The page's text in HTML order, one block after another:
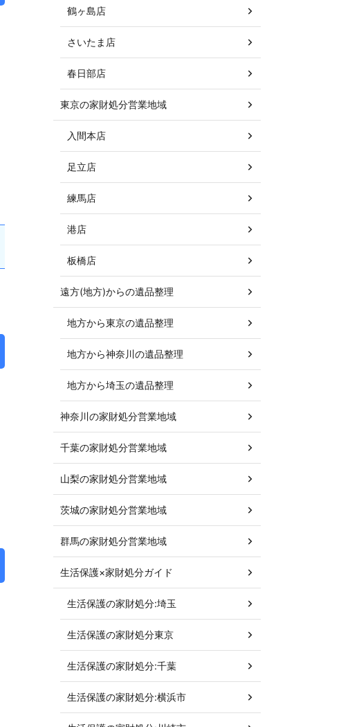
鶴ヶ島店
さいたま店
春日部店
東京の家財処分営業地域
入間本店
足立店
練馬店
港店
板橋店
遠方(地方)からの遺品整理
地方から東京の遺品整理
地方から神奈川の遺品整理
地方から埼玉の遺品整理
神奈川の家財処分営業地域
千葉の家財処分営業地域
山梨の家財処分営業地域
茨城の家財処分営業地域
群馬の家財処分営業地域
生活保護×家財処分ガイド
生活保護の家財処分:埼玉
生活保護の家財処分東京
生活保護の家財処分:千葉
生活保護の家財処分:横浜市